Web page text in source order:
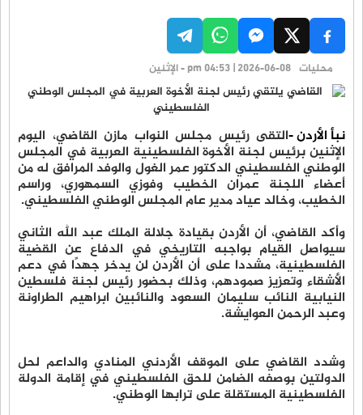
محليات pm 04:53 | 2026-06-08 - الإثنين
نبأ الأردن -التقى رئيس مجلس النواب مازن القاضي، اليوم
الإثنين برئيس لجنة الأخوة الفلسطينية العربية في المجلس
الوطني الفلسطيني الدكتور عمر الغول والوفد المرافق له من
أعضاء اللجنة عمران الخطيب وفوزي السمهوري، وراسم
الخطيب، وخالد عياد مدير عام المجلس الوطني الفلسطيني.
وأكد القاضي، أن الأردن بقيادة جلالة الملك عبد الله الثاني
سيواصل القيام بواجبه التاريخي في الدفاع عن القضية
الفلسطينية، مشددا على أن الأردن لن يدخر جهدًا في دعم
الأشقاء وتعزيز صمودهم، وذلك بحضور رئيس لجنة فلسطين
النيابية النائب سليمان السعود والنائبين ابراهيم الطراونة
وعبد الرحمن العوايشة.
وشدد القاضي على الموقف الأردني المنادي والداعم لحل
الدولتين بوصفه الضامن للحق الفلسطيني في إقامة الدولة
الفلسطينية المستقلة على ترابها الوطني.